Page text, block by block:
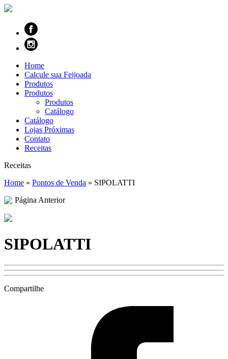
Home
Calcule sua Feijoada
Produtos
Produtos
Produtos
Catálogo
Catálogo
Lojas Próximas
Contato
Receitas
Receitas
Home » Pontos de Venda » SIPOLATTI
Página Anterior
SIPOLATTI
Compartilhe